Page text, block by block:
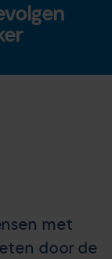
met
door de